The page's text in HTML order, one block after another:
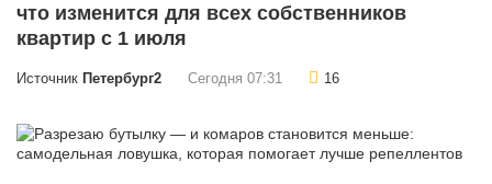
что изменится для всех собственников
квартир с 1 июля
Источник Петербург2 Сегодня 07:31 16